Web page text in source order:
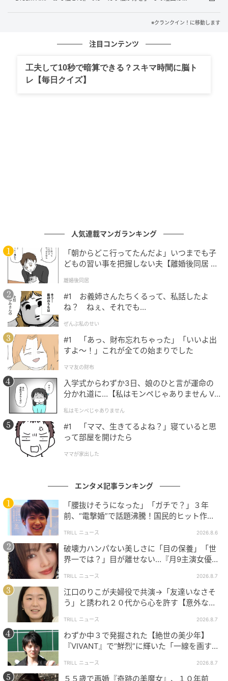
い）役を石橋陽彩、上杉魁人（うえすぎかいと）役を
榎木淳弥、北条武蔵（ほうじょうむさし）役を村瀬
歩、北条大和（ほうじょうやまと）役を武内駿輔、石
この度、両作品の監督を藤田監督が手掛けているとい
『鎧真伝サムライトルーパー』と『おそ松さん』（1期
～3期）の監督を務めた藤田監督は、同ビジュアルにつ
いて「このお話を伺った時、私は何とも言えない表情
をしていたと思います。生暖かく見守っていただけた
ら幸いです」とコメント。
なお、TVアニメ『鎧真伝サムライトルーパー』公式HP
にて、このコラボビジュアルを使用した壁紙（PC用／
スマホ用）も配布中。
第1クールは、敵として登場した凱や龍成の消失など、
驚きの展開の連続だった。第2クールの放送を目前に控
え、藤田監督は「今回もなかなかに苛烈で数奇な事件
が6人の少年に次々と降りかかります。より強大な困難
や敵に向かっていく中での彼等の心情の変化、そして
最終話で少年達は何を得て失い、どこに辿り着くの
か。是非見守ってください」とメッセージを寄せた。
また今回、第1クールを振り返ることができるダイジェ
ストPVが公開。親しい人や仲間との出会いと別れ、
数々の熱い戦いを通して力強く成長していくサムライ
トルーパー達のこれまでの軌跡を、約15分に凝縮した
内容となっている。
さらに、第13話あらすじ＆先行場面カットも公開され
た。
TVアニメ『鎧真伝サムライトルーパー』第2クール
は、7月7日より、TOKYO MXにて毎週火曜23時30分、
関西テレビにて毎週火曜25時19分、BS11にて毎週水
曜24時放送。U-NEXT、アニメ放題、dアニメストアほ
かにて配信開始。
※クランクイン！に移動します
注目コンテンツ
工夫して10秒で暗算できる？スキマ時間に脳ト
レ【毎日クイズ】
人気連載マンガランキング
「朝からどこ行ってたんだよ」いつまでも子
どもの習い事を把握しない夫【離婚後同居 Vo
離婚後同居
#1 お義姉さんたちくるって、私話したよ
ね？ ねぇ、それでも…
ぜんぶ私のせい
#1 「あっ、財布忘れちゃった」「いいよ出
すよ〜！」これが全ての始まりでした
ママ友の財布
入学式からわずか3日、娘のひと言が運命の
分かれ道に…【私はモンペじゃありません Vo
私はモンペじゃありません
#1 「ママ、生きてるよね？」寝ていると思
って部屋を開けたら
ママが家出した
エンタメ記事ランキング
「腰抜けそうになった」「ガチで？」３年
前、“電撃婚”で話題沸騰！国民的ヒット作
TRILL ニュース 2026.8.6
破壊力ハンパない美しさに「目の保養」「世
界一では？」目が離せない…『月9主演女優
TRILL ニュース 2026.8.7
江口のりこが夫婦役で共演→「友達いなさそ
う」と誘われ２０代から心を許す【意外な親
TRILL ニュース 2026.8.7
わずか中３で発掘された【絶世の美少年】
『VIVANT』で“鮮烈”に輝いた「一線を画す」
TRILL ニュース 2026.8.7
５５歳で再婚『奇跡の美魔女』、１０年前